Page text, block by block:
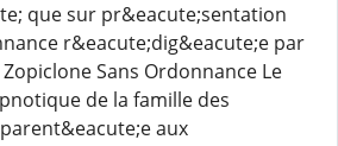
que sur pr&eacute;sentation
r&eacute;dig&eacute;e par
Sans Ordonnance Le
de la famille des
aux